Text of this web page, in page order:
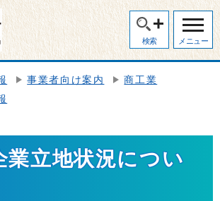
検索 メニュー
事業者向け案内
商工業
業立地状況につい